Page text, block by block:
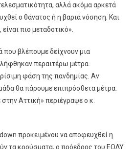
αλλά ακόμα αρκετά
ο θάνατος ή η βαριά νόσηση. Και
πιο μεταδοτικό».
που βλέπουμε δείχνουν μια
λήφθηκαν περαιτέρω μέτρα.
φάση της πανδημίας. Αν
θα πάρουμε επιπρόσθετα μέτρα.
Αττική» περιέγραψε ο κ.
προκειμένου να αποφευχθεί η
τα κρούσματα, ο πρόεδρος του ΕΟΔΥ